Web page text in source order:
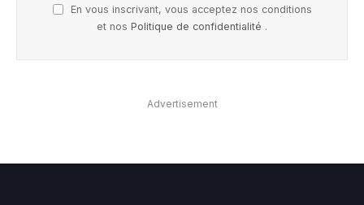
En vous inscrivant, vous acceptez nos conditions
et nos Politique de confidentialité .
Advertisement